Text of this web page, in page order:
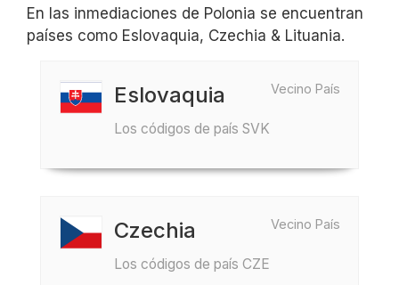
En las inmediaciones de Polonia se encuentran
países como Eslovaquia, Czechia & Lituania.
Vecino País
Eslovaquia
Los códigos de país SVK
Vecino País
Czechia
Los códigos de país CZE